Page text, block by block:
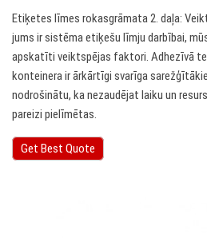
Etiķetes līmes rokasgrāmata 2. daļa:
jums ir sistēma etiķešu līmju darbībai,
apskatīti veiktspējas faktori. Adhezīvā
konteinera ir ārkārtīgi svarīga
nodrošinātu, ka nezaudējat laiku un
pareizi pielīmētas.
Get Best Quote